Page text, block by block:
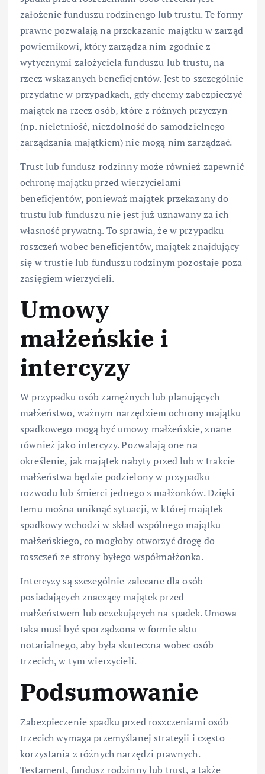
założenie funduszu rodzinengo lub trustu. Te formy
prawne pozwalają na przekazanie majątku w zarząd
powiernikowi, który zarządza nim zgodnie z
wytycznymi założyciela funduszu lub trustu, na
rzecz wskazanych beneficjentów. Jest to szczególnie
przydatne w przypadkach, gdy chcemy zabezpieczyć
majątek na rzecz osób, które z różnych przyczyn
(np. nieletniość, niezdolność do samodzielnego
zarządzania majątkiem) nie mogą nim zarządzać.
Trust lub fundusz rodzinny może również zapewnić
ochronę majątku przed wierzycielami
beneficjentów, ponieważ majątek przekazany do
trustu lub funduszu nie jest już uznawany za ich
własność prywatną. To sprawia, że w przypadku
roszczeń wobec beneficjentów, majątek znajdujący
się w trustie lub funduszu rodzinym pozostaje poza
zasięgiem wierzycieli.
Umowy
małżeńskie i
intercyzy
W przypadku osób zamężnych lub planujących
małżeństwo, ważnym narzędziem ochrony majątku
spadkowego mogą być umowy małżeńskie, znane
również jako intercyzy. Pozwalają one na
określenie, jak majątek nabyty przed lub w trakcie
małżeństwa będzie podzielony w przypadku
rozwodu lub śmierci jednego z małżonków. Dzięki
temu można uniknąć sytuacji, w której majątek
spadkowy wchodzi w skład wspólnego majątku
małżeńskiego, co mogłoby otworzyć drogę do
roszczeń ze strony byłego współmałżonka.
Intercyzy są szczególnie zalecane dla osób
posiadających znaczący majątek przed
małżeństwem lub oczekujących na spadek. Umowa
taka musi być sporządzona w formie aktu
notarialnego, aby była skuteczna wobec osób
trzecich, w tym wierzycieli.
Podsumowanie
Zabezpieczenie spadku przed roszczeniami osób
trzecich wymaga przemyślanej strategii i często
korzystania z różnych narzędzi prawnych.
Testament, fundusz rodzinny lub trust, a także